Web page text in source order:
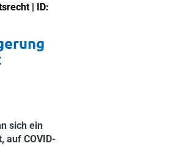
| ID:
sich ein
auf COVID-